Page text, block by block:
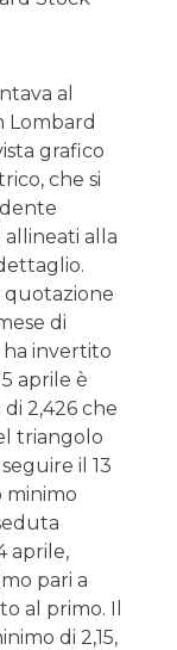
al
Lombard
grafico
che si
allineati alla
quotazione
di
ha invertito
aprile è
2,426 che
triangolo
il 13
minimo
aprile,
pari a
al primo. Il
di 2,15,